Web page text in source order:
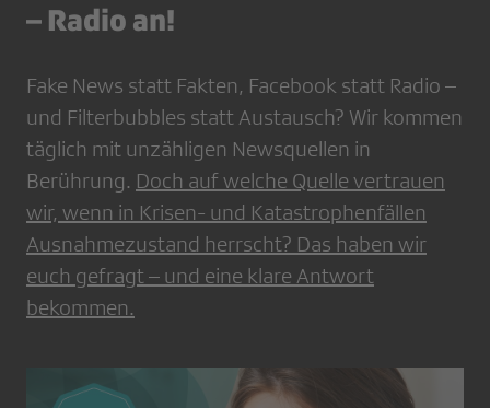
– Radio an!
Fake News statt Fakten, Facebook statt Radio –
und Filterbubbles statt Austausch? Wir kommen
täglich mit unzähligen Newsquellen in
Berührung. Doch auf welche Quelle vertrauen
wir, wenn in Krisen- und Katastrophenfällen
Ausnahmezustand herrscht? Das haben wir
euch gefragt – und eine klare Antwort
bekommen.